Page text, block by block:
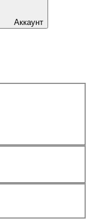
Аккаунт